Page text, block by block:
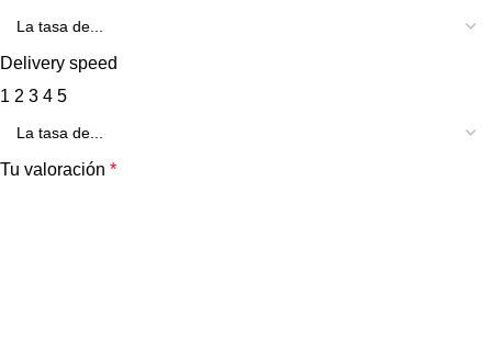
Delivery speed
1 2 3 4 5
Tu valoración *